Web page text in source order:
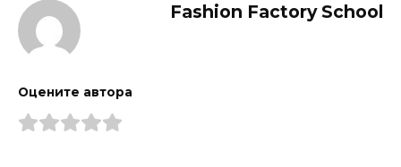
Fashion Factory School
Оцените автора